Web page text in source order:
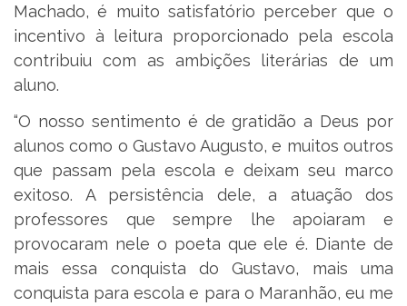
Machado, é muito satisfatório perceber que o
incentivo à leitura proporcionado pela escola
contribuiu com as ambições literárias de um
aluno.
“O nosso sentimento é de gratidão a Deus por
alunos como o Gustavo Augusto, e muitos outros
que passam pela escola e deixam seu marco
exitoso. A persistência dele, a atuação dos
professores que sempre lhe apoiaram e
provocaram nele o poeta que ele é. Diante de
mais essa conquista do Gustavo, mais uma
conquista para escola e para o Maranhão, eu me